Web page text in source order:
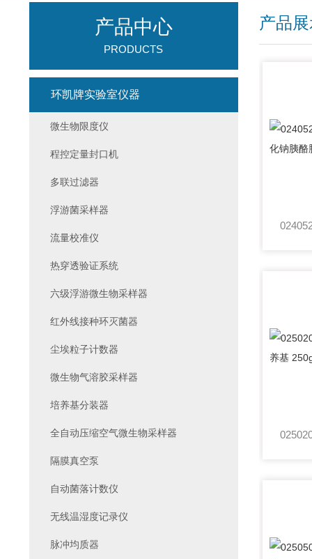
产品
产品中心
PRODUCTS
环凯牌实验室仪器
微生物限度仪
程控定量封口机
多联过滤器
浮游菌采样器
流量校准仪
热穿透验证系统
六级浮游微生物采样器
红外线接种环灭菌器
尘埃粒子计数器
微生物气溶胶采样器
培养基分装器
全自动压缩空气微生物采样器
隔膜真空泵
自动菌落计数仪
无线温湿度记录仪
脉冲均质器